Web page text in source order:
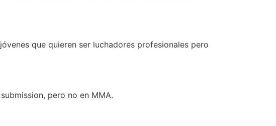
que quieren ser luchadores profesionales pero
pero no en MMA.